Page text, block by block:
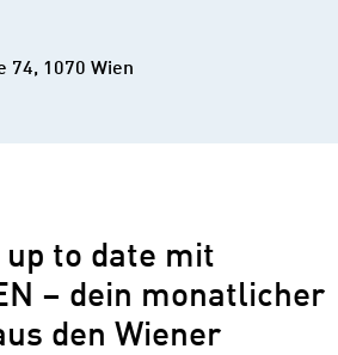
74, 1070 Wien
to date mit
– dein monatlicher
den Wiener